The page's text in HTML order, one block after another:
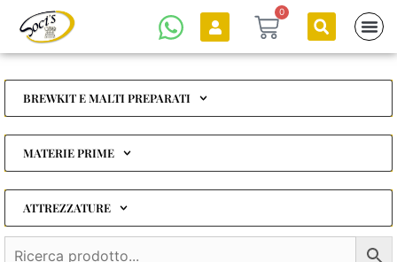
0
BREWKIT E MALTI PREPARATI
MATERIE PRIME
ATTREZZATURE